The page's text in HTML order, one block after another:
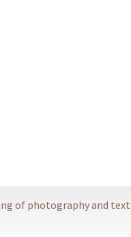
of photography and text